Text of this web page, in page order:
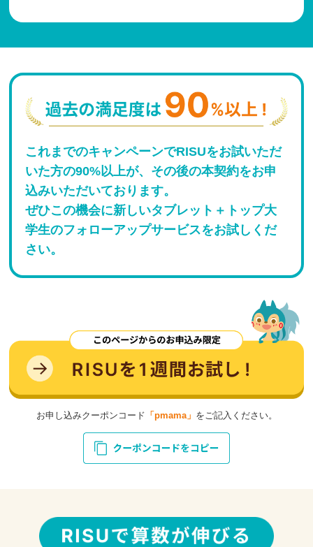
これまでのキャンペーンでRISUをお試いただ
いた方の90%以上が、その後の本契約をお申
込みいただいております。
ぜひこの機会に新しいタブレット＋トップ大
学生のフォローアップサービスをお試しくだ
さい。
お申し込みクーポンコード 「pmama」 をご記入ください。